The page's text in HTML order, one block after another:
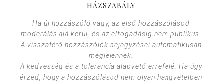
HÁZSZABÁLY
Ha új hozzászóló vagy, az első hozzászólásod
moderálás alá kerül, és az elfogadásig nem publikus.
A visszatérő hozzászólók bejegyzései automatikusan
megjelennek.
A kedvesség és a tolerancia alapvető errefelé. Ha úgy
érzed, hogy a hozzászólásod nem olyan hangvételben